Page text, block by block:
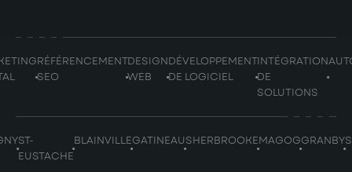
RÉFÉRENCEMENT
SEO
DESIGN
WEB
DÉVELOPPEMENT
DE LOGICIEL
INTÉGRATION
DE
SOLUTIONS
ST-
EUSTACHE
BLAINVILLEGATINEAUSHERBROOKEMAGOGGRANBY